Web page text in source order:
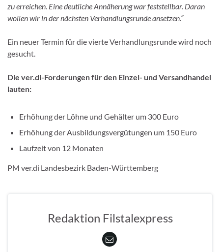
zu erreichen. Eine deutliche Annäherung war feststellbar. Daran
wollen wir in der nächsten Verhandlungsrunde ansetzen.“
Ein neuer Termin für die vierte Verhandlungsrunde wird noch
gesucht.
Die ver.di-Forderungen für den Einzel- und Versandhandel
lauten:
Erhöhung der Löhne und Gehälter um 300 Euro
Erhöhung der Ausbildungsvergütungen um 150 Euro
Laufzeit von 12 Monaten
PM ver.di Landesbezirk Baden-Württemberg
Redaktion Filstalexpress